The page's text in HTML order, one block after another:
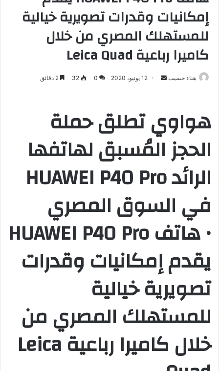
إمكانيات وقدرات تصويرية خيالية
للمستهلك المصري من خلال
كاميرا رباعية Leica Quad
هناء حسيب
ب
ر
ا
إ
ك
ر
و
ن
ا
12 يونيو، 2020 0
32
هواوي تطلق حملة
الحجز المُسبق لهاتفها
الرائد HUAWEI P40 Pro
في السوق المصري
• هاتف HUAWEI P40 Pro
يقدم إمكانيات وقدرات
تصويرية خيالية
للمستهلك المصري من
خلال كاميرا رباعية Leica